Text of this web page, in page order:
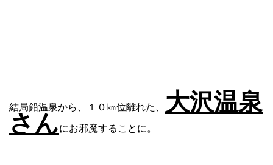
結局鉛温泉から、１０㎞位離れた、 大沢温泉
さんにお邪魔することに。